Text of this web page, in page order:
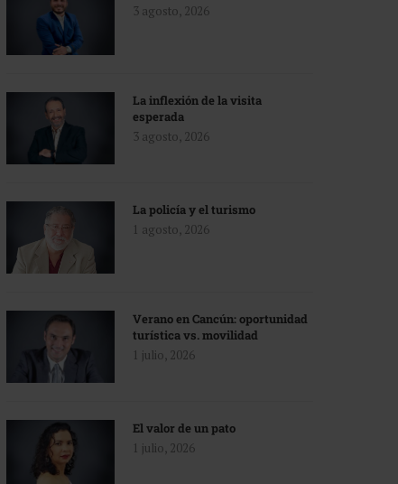
3 agosto, 2026
La inflexión de la visita
esperada
3 agosto, 2026
La policía y el turismo
1 agosto, 2026
Verano en Cancún: oportunidad
turística vs. movilidad
1 julio, 2026
El valor de un pato
1 julio, 2026